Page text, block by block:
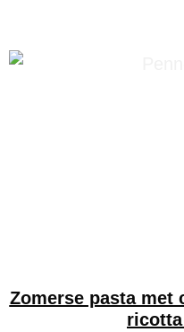
Zomerse pasta met